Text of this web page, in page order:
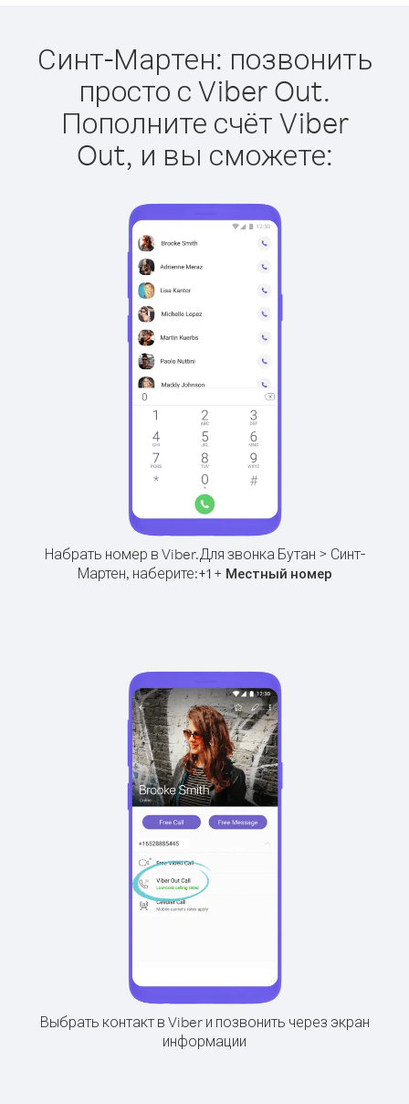
Синт-Мартен: позвонить
просто с Viber Out.
Пополните счёт Viber
Out, и вы сможете:
Набрать номер в Viber.Для звонка Бутан > Синт-
Мартен, наберите:+1+ Местный номер
Выбрать контакт в Viber и позвонить через экран
информации